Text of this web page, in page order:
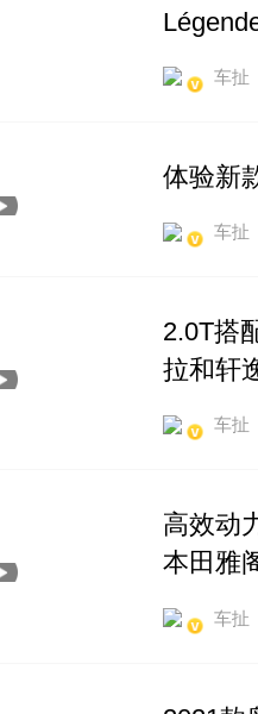
车扯
体验新
车扯
2.0T搭
拉和轩
车扯
高效动
本田雅
车扯